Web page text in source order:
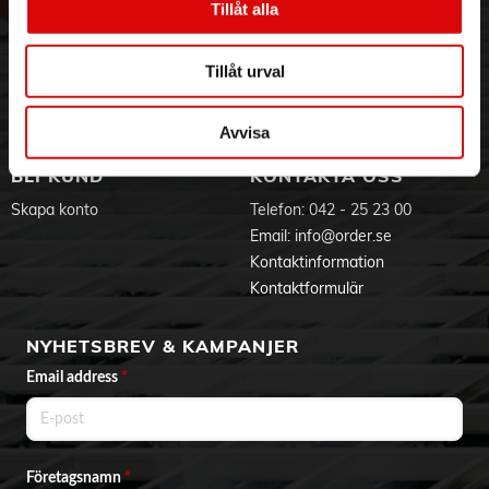
Tillåt alla
Tillåt urval
Avvisa
Visselblåsning
Aktuellt på Order
Ansökan om RMA
Godsefterlysning & Felleverans
Integritetspolicy
Om cookies
BLI KUND
Skapa konto
KONTAKTA OSS
Telefon: 042 - 25 23 00
Email: info@order.se
Kontaktinformation
Kontaktformulär
NYHETSBREV & KAMPANJER
Email address *
Företagsnamn*